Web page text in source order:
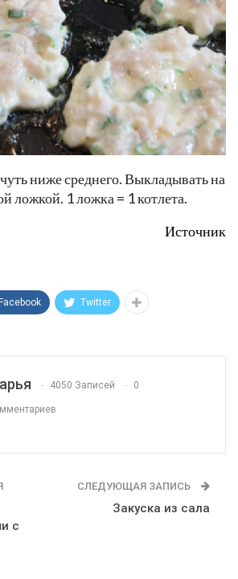
ниже среднего. Выкладывать на
ложкой. 1 ложка = 1 котлета.
Источник
Facebook Twitter
4050 Записей 0
с
СЛЕДУЮЩАЯ ЗАПИСЬ
Закуска из сала